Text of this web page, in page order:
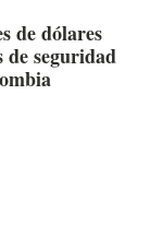
de dólares
de seguridad